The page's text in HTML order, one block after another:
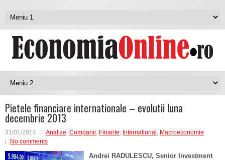
Pietele financiare internationale – evolutii luna
decembrie 2013
31/01/2014 Analize, Companii, Finante, International , Macroeconomie
No comments
Andrei RADULESCU, Senior Investment